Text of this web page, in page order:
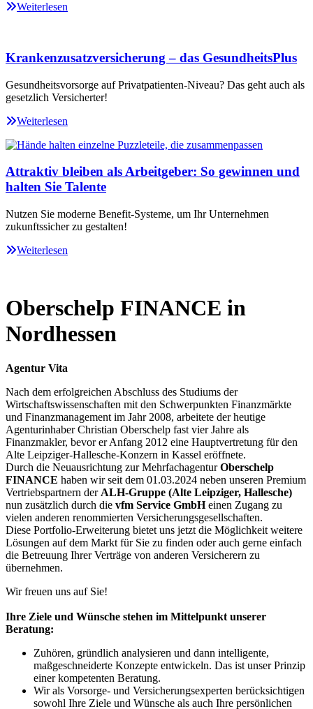
Weiterlesen
Krankenzusatzversicherung – das GesundheitsPlus
Gesundheitsvorsorge auf Privatpatienten-Niveau? Das geht auch als
gesetzlich Versicherter!
Weiterlesen
Attraktiv bleiben als Arbeitgeber: So gewinnen und
halten Sie Talente
Nutzen Sie moderne Benefit-Systeme, um Ihr Unternehmen
zukunftssicher zu gestalten!
Weiterlesen
Oberschelp FINANCE in
Nordhessen
Agentur Vita
Nach dem erfolgreichen Abschluss des Studiums der
Wirtschaftswissenschaften mit den Schwerpunkten Finanzmärkte
und Finanzmanagement im Jahr 2008, arbeitete der heutige
Agenturinhaber Christian Oberschelp fast vier Jahre als
Finanzmakler, bevor er Anfang 2012 eine Hauptvertretung für den
Alte Leipziger-Hallesche-Konzern in Kassel eröffnete.
Durch die Neuausrichtung zur MehrfachagenturOberschelp
FINANCE haben wir seit dem 01.03.2024 neben unseren Premium
Vertriebspartnern der ALH-Gruppe (Alte Leipziger, Hallesche)
nun zusätzlich durch die vfm Service GmbHeinen Zugang zu
vielen anderen renommierten Versicherungsgesellschaften.
Diese Portfolio-Erweiterung bietet uns jetzt die Möglichkeit weitere
Lösungen auf dem Markt für Sie zu finden oder auch gerne einfach
die Betreuung Ihrer Verträge von anderen Versicherern zu
übernehmen.
Wir freuen uns auf Sie!
Ihre Ziele und Wünsche stehen im Mittelpunkt unserer
Beratung:
Zuhören, gründlich analysieren und dann intelligente,
maßgeschneiderte Konzepte entwickeln. Das ist unser Prinzip
einer kompetenten Beratung.
Wir als Vorsorge- und Versicherungsexperten berücksichtigen
sowohl Ihre Ziele und Wünsche als auch Ihre persönlichen